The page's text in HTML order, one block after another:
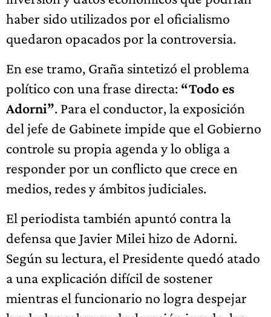
haber sido utilizados por el oficialismo
quedaron opacados por la controversia.
En ese tramo, Graña sintetizó el problema
político con una frase directa: “Todo es
Adorni”. Para el conductor, la exposición
del jefe de Gabinete impide que el Gobierno
controle su propia agenda y lo obliga a
responder por un conflicto que crece en
medios, redes y ámbitos judiciales.
El periodista también apuntó contra la
defensa que Javier Milei hizo de Adorni.
Según su lectura, el Presidente quedó atado
a una explicación difícil de sostener
mientras el funcionario no logra despejar